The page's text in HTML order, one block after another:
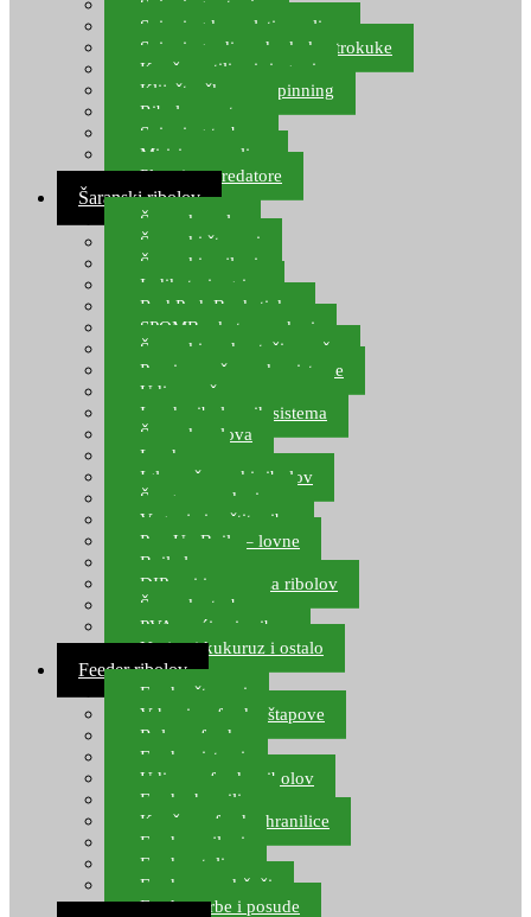
Spinning setovi
Spinning kompleti varalica
Spinning udice, dvokuke, trokuke
Kopče, vrtilice i ringovi
Kliješta, škare za spinning
Ribolov pastrve
Spinning torbe
Mirisi za varalice
Plovci za predatore
Šaranski ribolov
Šaranske role
Šaranski štapovi
Šaranski najloni
Indikatori ugriza
Rod Pod, Banksticks
SPOMB rakete, markeri
Šaranski podmetači, mreže
Pernice za šaranske sisteme
Udice za šarana, amura
Izrada ribolovnih sistema
Šaranska olova
Leadcore
Igle za šaranski ribolov
Špage, upredenice
Vaganje i zaštita ribe
Pop Up Boile – lovne
Boile lovne
DIP-ovi i arome za ribolov
Šaranske torbe
PVA vrećice i pribor
Umjetni kukuruz i ostalo
Feeder ribolov
Feeder štapovi
Vrhovi za feeder štapove
Role za feeder
Feeder sistemi
Udice za feeder ribolov
Feeder hranilice
Kopče za feeder hranilice
Feeder najloni
Feeder stolice
Feeder arm držači
Feeder torbe i posude